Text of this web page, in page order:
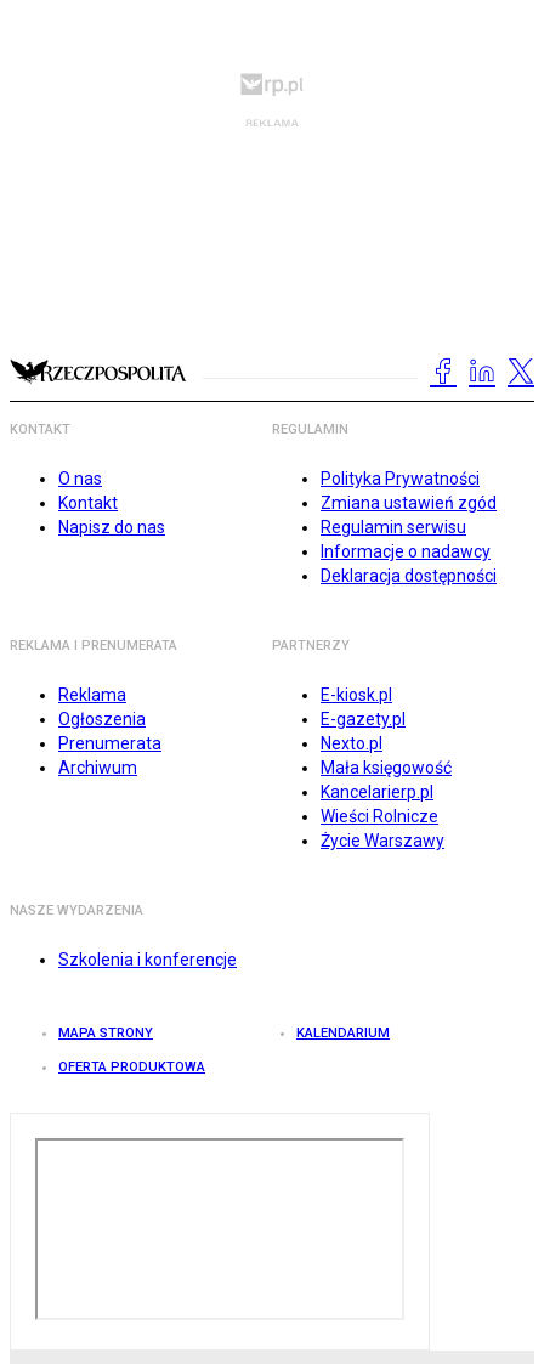
KONTAKT
O nas
Kontakt
Napisz do nas
REGULAMIN
Polityka Prywatności
Zmiana ustawień zgód
Regulamin serwisu
Informacje o nadawcy
Deklaracja dostępności
REKLAMA I PRENUMERATA
Reklama
Ogłoszenia
Prenumerata
Archiwum
PARTNERZY
E-kiosk.pl
E-gazety.pl
Nexto.pl
Mała księgowość
Kancelarierp.pl
Wieści Rolnicze
Życie Warszawy
NASZE WYDARZENIA
Szkolenia i konferencje
MAPA STRONY KALENDARIUM
OFERTA PRODUKTOWA